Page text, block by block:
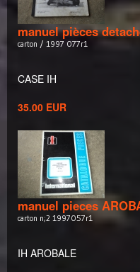
manuel pièces
carton / 1997 077r1
CASE IH
35.00 EUR
manuel pieces
carton n;2 1997057r1
IH AROBALE